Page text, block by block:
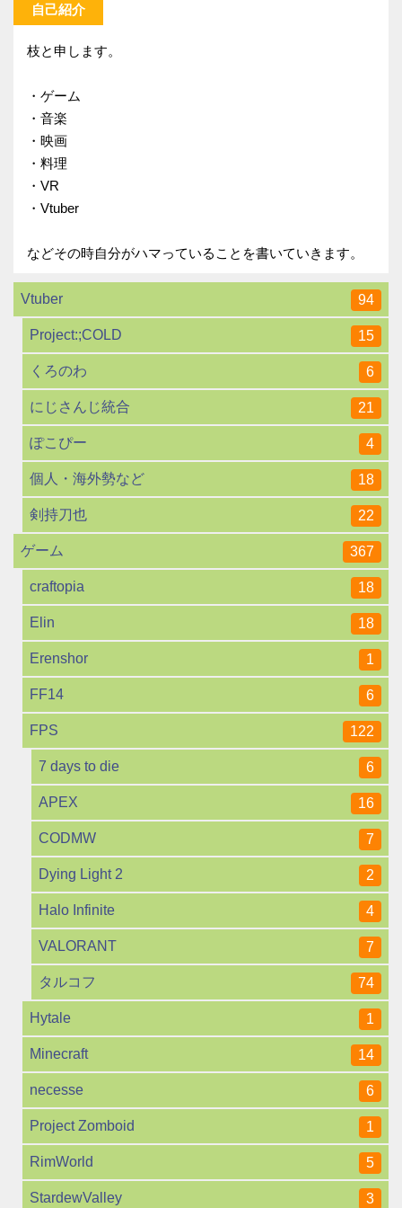
自己紹介
枝と申します。
・ゲーム
・音楽
・映画
・料理
・VR
・Vtuber
などその時自分がハマっていることを書いていきます。
Vtuber 94
Project:;COLD 15
くろのわ 6
にじさんじ統合 21
ぽこぴー 4
個人・海外勢など 18
剣持刀也 22
ゲーム 367
craftopia 18
Elin 18
Erenshor 1
FF14 6
FPS 122
7 days to die 6
APEX 16
CODMW 7
Dying Light 2 2
Halo Infinite 4
VALORANT 7
タルコフ 74
Hytale 1
Minecraft 14
necesse 6
Project Zomboid 1
RimWorld 5
StardewValley 3